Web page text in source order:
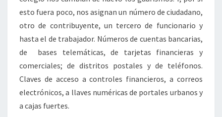
esto fuera poco, nos asignan un número de ciudadano,
otro de contribuyente, un tercero de funcionario y
hasta el de trabajador. Números de cuentas bancarias,
de bases telemáticas, de tarjetas financieras y
comerciales; de distritos postales y de teléfonos.
Claves de acceso a controles financieros, a correos
electrónicos, a llaves numéricas de portales urbanos y
a cajas fuertes.